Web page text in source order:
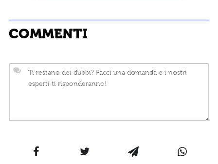
COMMENTI